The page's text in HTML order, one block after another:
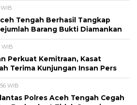
WIB
Tengah Berhasil Tangkap
Barang Bukti Diamankan
WIB
Perkuat Kemitraan, Kasat
Terima Kunjungan Insan Pers
WIB
Polres Aceh Tengah Cegah